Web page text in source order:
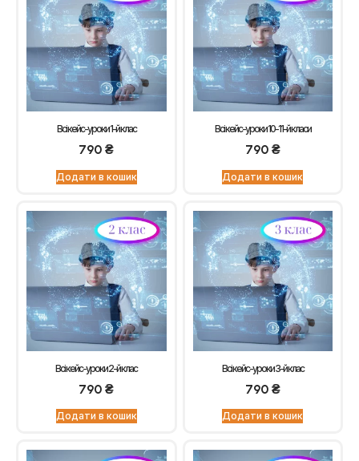
Всі кейс-уроки 1-й клас
790₴
Додати в кошик
Всі кейс-уроки 10-11-й класи
790 ₴
Додати в кошик
Всі кейс-уроки 2-й клас
790₴
Додати в кошик
Всі кейс-уроки 3-й клас
790 ₴
Додати в кошик